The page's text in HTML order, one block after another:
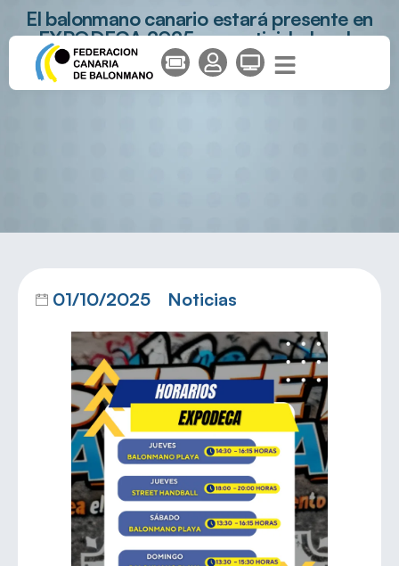
El balonmano canario estará presente en
EXPODECA 2025 con actividades de
playa y street handball
01/10/2025 Noticias